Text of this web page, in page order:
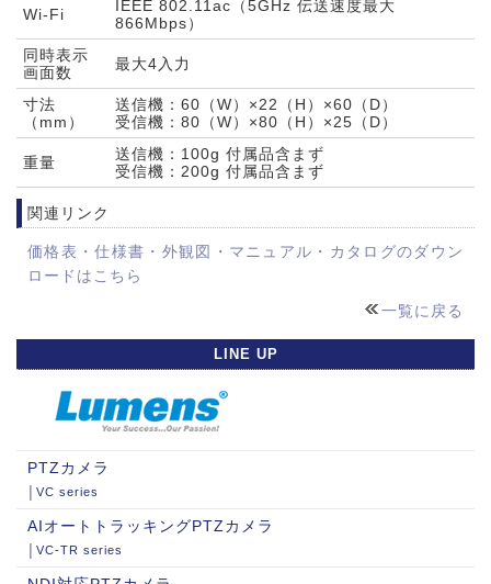
Wi-Fi
IEEE 802.11ac（5GHz 伝送速度最大
866Mbps）
同時表示
画面数
最大4入力
寸法
（mm）
送信機：60（W）×22（H）×60（D）
受信機：80（W）×80（H）×25（D）
重量
送信機：100g 付属品含まず
受信機：200g 付属品含まず
関連リンク
価格表・仕様書・外観図・マニュアル・カタログのダウン
ロードはこちら
一覧に戻る
LINE UP
PTZカメラ
│VC series
AIオートトラッキングPTZカメラ
│VC-TR series